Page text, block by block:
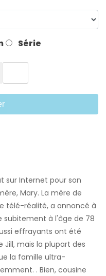
Série
sur Internet pour son
Mary. La mère de
télé-réalité, a annoncé à
subitement à l'âge de 78
effrayants ont été
mais la plupart des
la famille ultra-
. Bien, cousine